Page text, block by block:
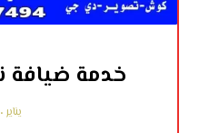
خدمة ضيافة
يناير ١٠, ٢٠٢٥